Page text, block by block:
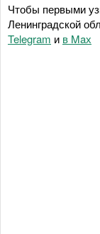
Чтобы первыми
Ленинградской
Telegram и в Maх